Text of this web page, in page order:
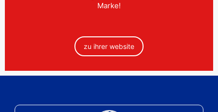
Marke!
zu ihrer website